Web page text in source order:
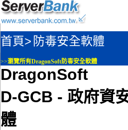
首頁> 防毒安全軟體
>>瀏覽所有DragonSoft防毒安全軟體
DragonSoft
D-GCB - 政府資
體